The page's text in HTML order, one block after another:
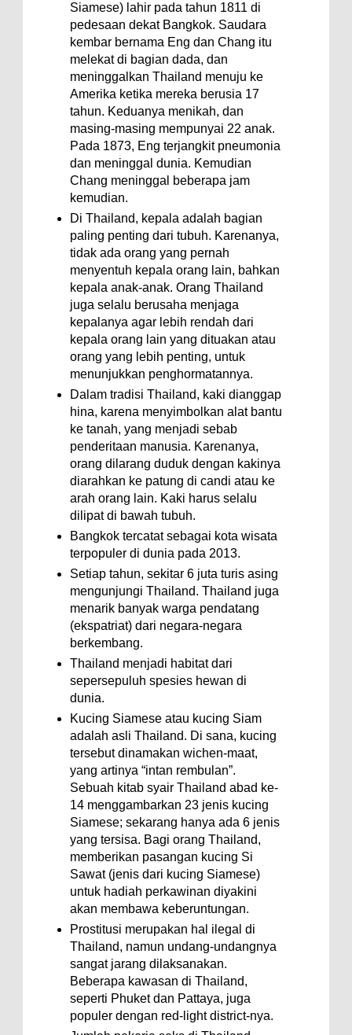
Siamese) lahir pada tahun 1811 di
pedesaan dekat Bangkok. Saudara
kembar bernama Eng dan Chang itu
melekat di bagian dada, dan
meninggalkan Thailand menuju ke
Amerika ketika mereka berusia 17
tahun. Keduanya menikah, dan
masing-masing mempunyai 22 anak.
Pada 1873, Eng terjangkit pneumonia
dan meninggal dunia. Kemudian
Chang meninggal beberapa jam
kemudian.
Di Thailand, kepala adalah bagian
paling penting dari tubuh. Karenanya,
tidak ada orang yang pernah
menyentuh kepala orang lain, bahkan
kepala anak-anak. Orang Thailand
juga selalu berusaha menjaga
kepalanya agar lebih rendah dari
kepala orang lain yang dituakan atau
orang yang lebih penting, untuk
menunjukkan penghormatannya.
Dalam tradisi Thailand, kaki dianggap
hina, karena menyimbolkan alat bantu
ke tanah, yang menjadi sebab
penderitaan manusia. Karenanya,
orang dilarang duduk dengan kakinya
diarahkan ke patung di candi atau ke
arah orang lain. Kaki harus selalu
dilipat di bawah tubuh.
Bangkok tercatat sebagai kota wisata
terpopuler di dunia pada 2013.
Setiap tahun, sekitar 6 juta turis asing
mengunjungi Thailand. Thailand juga
menarik banyak warga pendatang
(ekspatriat) dari negara-negara
berkembang.
Thailand menjadi habitat dari
sepersepuluh spesies hewan di
dunia.
Kucing Siamese atau kucing Siam
adalah asli Thailand. Di sana, kucing
tersebut dinamakan wichen-maat,
yang artinya “intan rembulan”.
Sebuah kitab syair Thailand abad ke-
14 menggambarkan 23 jenis kucing
Siamese; sekarang hanya ada 6 jenis
yang tersisa. Bagi orang Thailand,
memberikan pasangan kucing Si
Sawat (jenis dari kucing Siamese)
untuk hadiah perkawinan diyakini
akan membawa keberuntungan.
Prostitusi merupakan hal ilegal di
Thailand, namun undang-undangnya
sangat jarang dilaksanakan.
Beberapa kawasan di Thailand,
seperti Phuket dan Pattaya, juga
populer dengan red-light district-nya.